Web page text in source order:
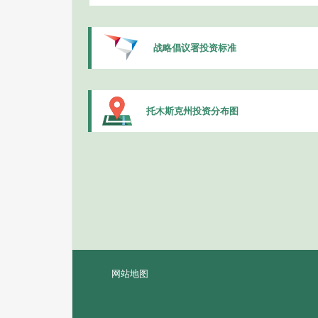
战略倡议署投资标准
托木斯克州投资分布图
网站地图